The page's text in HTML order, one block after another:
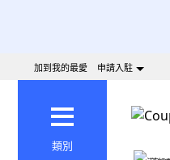
加到我的最愛 申請入駐
類別